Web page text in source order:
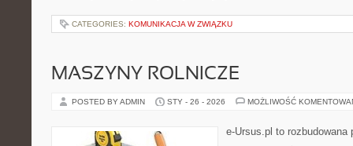
CATEGORIES: KOMUNIKACJA W ZWIĄZKU
MASZYNY ROLNICZE
POSTED BY ADMIN STY - 26 - 2026 MOŻLIWOŚĆ
e-Ursus.pl to rozbudowana